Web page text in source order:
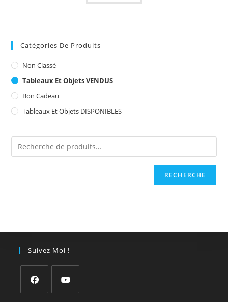
Catégories De Produits
Non Classé
Tableaux Et Objets VENDUS
Bon Cadeau
Tableaux Et Objets DISPONIBLES
RECHERCHE
Suivez Moi !